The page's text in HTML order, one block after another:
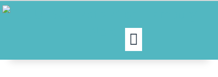
MOIN!
ABGEORDNETE